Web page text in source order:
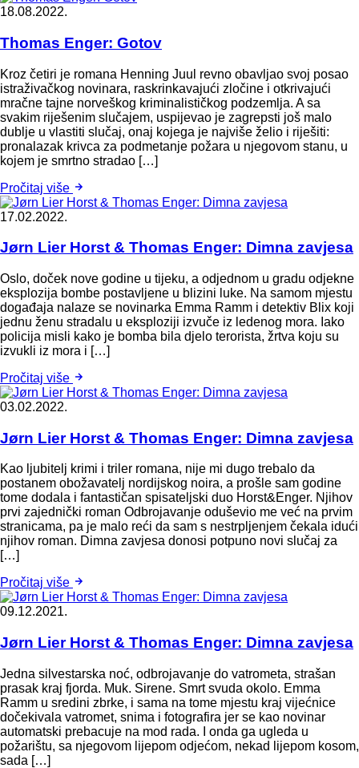
18.08.2022.
Thomas Enger: Gotov
Kroz četiri je romana Henning Juul revno obavljao svoj posao
istraživačkog novinara, raskrinkavajući zločine i otkrivajući
mračne tajne norveškog kriminalističkog podzemlja. A sa
svakim riješenim slučajem, uspijevao je zagrepsti još malo
dublje u vlastiti slučaj, onaj kojega je najviše želio i riješiti:
pronalazak krivca za podmetanje požara u njegovom stanu, u
kojem je smrtno stradao […]
Pročitaj više
17.02.2022.
Jørn Lier Horst & Thomas Enger: Dimna zavjesa
Oslo, doček nove godine u tijeku, a odjednom u gradu odjekne
eksplozija bombe postavljene u blizini luke. Na samom mjestu
događaja nalaze se novinarka Emma Ramm i detektiv Blix koji
jednu ženu stradalu u eksploziji izvuče iz ledenog mora. Iako
policija misli kako je bomba bila djelo terorista, žrtva koju su
izvukli iz mora i […]
Pročitaj više
03.02.2022.
Jørn Lier Horst & Thomas Enger: Dimna zavjesa
Kao ljubitelj krimi i triler romana, nije mi dugo trebalo da
postanem obožavatelj nordijskog noira, a prošle sam godine
tome dodala i fantastičan spisateljski duo Horst&Enger. Njihov
prvi zajednički roman Odbrojavanje oduševio me već na prvim
stranicama, pa je malo reći da sam s nestrpljenjem čekala idući
njihov roman. Dimna zavjesa donosi potpuno novi slučaj za
[…]
Pročitaj više
09.12.2021.
Jørn Lier Horst & Thomas Enger: Dimna zavjesa
Jedna silvestarska noć, odbrojavanje do vatrometa, strašan
prasak kraj fjorda. Muk. Sirene. Smrt svuda okolo. Emma
Ramm u sredini zbrke, i sama na tome mjestu kraj vijećnice
dočekivala vatromet, snima i fotografira jer se kao novinar
automatski prebacuje na mod rada. I onda ga ugleda u
požarištu, sa njegovom lijepom odjećom, nekad lijepom kosom,
sada […]